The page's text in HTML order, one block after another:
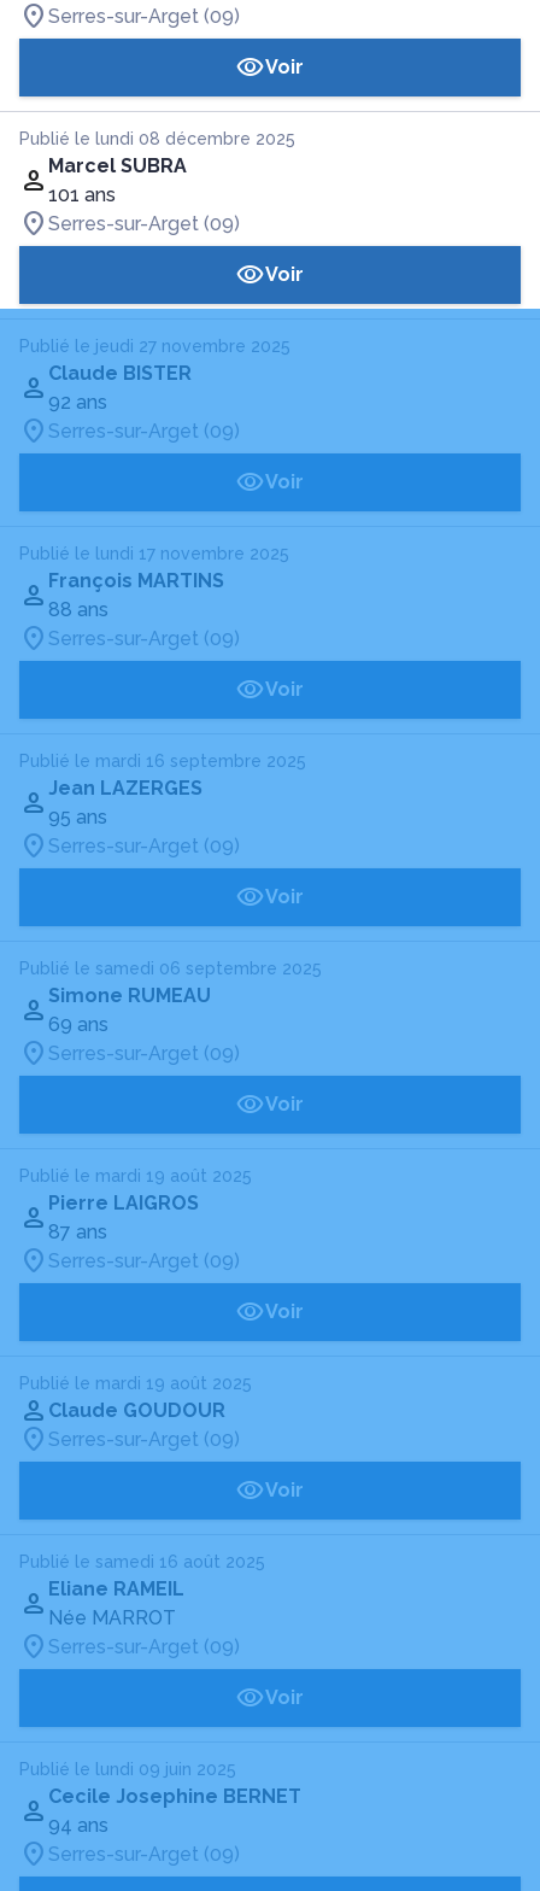
Serres-sur-Arget (09)
Voir
Publié le lundi 08 décembre 2025
Marcel SUBRA
101 ans
Serres-sur-Arget (09)
Voir
Publié le jeudi 27 novembre 2025
Claude BISTER
92 ans
Serres-sur-Arget (09)
Voir
Publié le lundi 17 novembre 2025
François MARTINS
88 ans
Serres-sur-Arget (09)
Voir
Publié le mardi 16 septembre 2025
Jean LAZERGES
95 ans
Serres-sur-Arget (09)
Voir
Publié le samedi 06 septembre 2025
Simone RUMEAU
69 ans
Serres-sur-Arget (09)
Voir
Publié le mardi 19 août 2025
Pierre LAIGROS
87 ans
Serres-sur-Arget (09)
Voir
Publié le mardi 19 août 2025
Claude GOUDOUR
Serres-sur-Arget (09)
Voir
Publié le samedi 16 août 2025
Eliane RAMEIL
Née MARROT
Serres-sur-Arget (09)
Voir
Publié le lundi 09 juin 2025
Cecile Josephine BERNET
94 ans
Serres-sur-Arget (09)